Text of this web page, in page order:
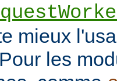
mieux
les